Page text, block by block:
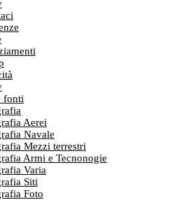
fonti
Aerei
Navale
Mezzi terrestri
Armi e Tecnonogie
Varia
Siti
Foto